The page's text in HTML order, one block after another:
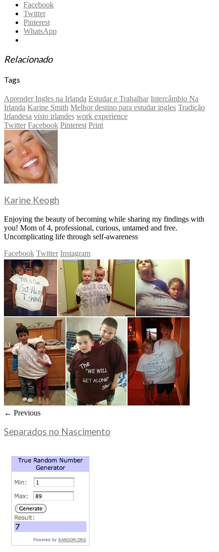
Facebook
Twitter
Pinterest
WhatsApp
Relacionado
Tags
Aprender Ingles na Irlanda Estudar e Trabalhar Intercâmbio Na
Irlanda Karine Smith Melhor destino para estudar ingles Tradição
Irlandesa visto irlandes work experience
Twitter Facebook Pinterest Print
Karine Keogh
Enjoying the beauty of becoming while sharing my findings with
you! Mom of 4, professional, curious, untamed and free.
Uncomplicating life through self-awareness
Facebook Twitter Instagram
← Previous
Separados no Nascimento